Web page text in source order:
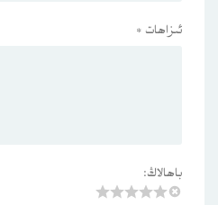
ئىزاھات *
باھالاڭ: